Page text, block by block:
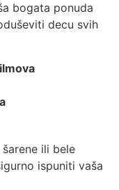
bogata ponuda
decu svih
ili bele
ispuniti vaša